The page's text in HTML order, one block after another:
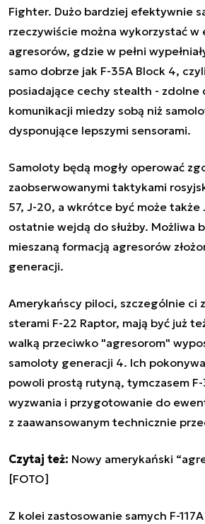
Fighter. Dużo bardziej efektywnie
rzeczywiście można wykorzystać w
agresorów, gdzie w pełni
samo dobrze jak F-35A Block 4,
posiadające cechy stealth - zdolne
komunikacji miedzy sobą niż
dysponujące lepszymi sensorami.
Samoloty będą mogły operować
zaobserwowanymi taktykami
57, J-20, a wkrótce być może także
ostatnie wejdą do służby. Możliwa
mieszaną formacją agresorów
generacji.
Amerykańscy piloci, szczególnie ci
sterami F-22 Raptor, mają być już
walką przeciwko "agresorom"
samoloty generacji 4. Ich
powoli prostą rutyną, tymczasem
wyzwania i przygotowanie do
z zaawansowanym technicznie
Czytaj też: Nowy amerykański
[FOTO]
Z kolei zastosowanie samych F-